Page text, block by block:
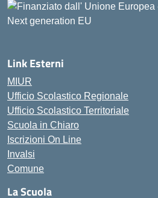
Link Esterni
MIUR
Ufficio Scolastico Regionale
Ufficio Scolastico Territoriale
Scuola in Chiaro
Iscrizioni On Line
Invalsi
Comune
La Scuola